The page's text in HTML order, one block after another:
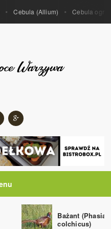
Cebula (Allium) Cebula
Bażant
colchicus)